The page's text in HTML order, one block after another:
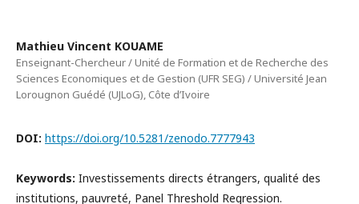
Mathieu Vincent KOUAME
Enseignant-Chercheur / Unité de Formation et de Recherche des
Sciences Economiques et de Gestion (UFR SEG) / Université Jean
Lorougnon Guédé (UJLoG), Côte d’Ivoire
DOI: https://doi.org/10.5281/zenodo.7777943
Keywords: Investissements directs étrangers, qualité des
institutions, pauvreté, Panel Threshold Regression.